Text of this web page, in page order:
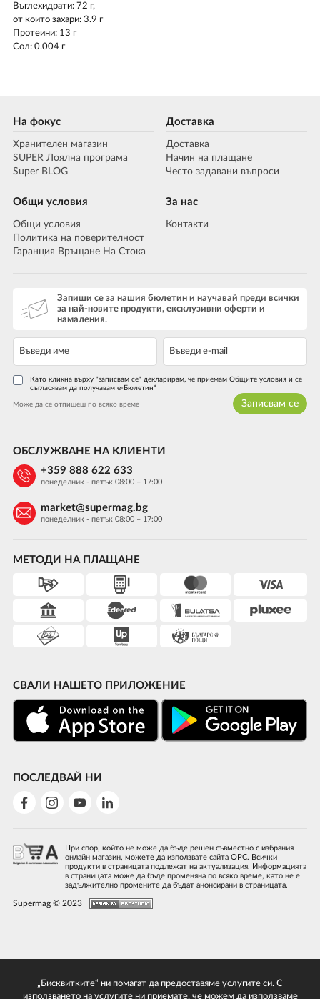
Въглехидрати: 72 г,
от които захари: 3.9 г
Протеини: 13 г
Сол: 0.004 г
На фокус
Хранителен магазин
SUPER Лоялна програма
Super BLOG
Доставка
Доставка
Начин на плащане
Често задавани въпроси
Общи условия
Общи условия
Политика на поверителност
Гаранция Връщане На Стока
За нас
Контакти
Запиши се за нашия бюлетин и научавай преди всички
за най-новите продукти, ексклузивни оферти и
намаления.
Като кликна върху "записвам се" декларирам, че приемам Общите условия и се
съгласявам да получавам е-Бюлетин*
Може да се отпишеш по всяко време Записвам се
МЕТОДИ НА ПЛАЩАНЕ
СВАЛИ НАШЕТО ПРИЛОЖЕНИЕ
ПОСЛЕДВАЙ НИ
ОБСЛУЖВАНЕ НА КЛИЕНТИ
+359 888 622 633
понеделник - петък 08:00 – 17:00
market@supermag.bg
понеделник - петък 08:00 – 17:00
При спор, който не може да бъде решен съвместно с избрания
онлайн магазин, можете да използвате сайта ОРС. Всички
продукти в страницата подлежат на актуализация. Информацията
в страницата може да бъде променяна по всяко време, като не е
задължително промените да бъдат анонсирани в страницата.
Supermag © 2023
„Бисквитките“ ни помагат да предоставяме услугите си. С
използването на услугите ни приемате, че можем да използваме